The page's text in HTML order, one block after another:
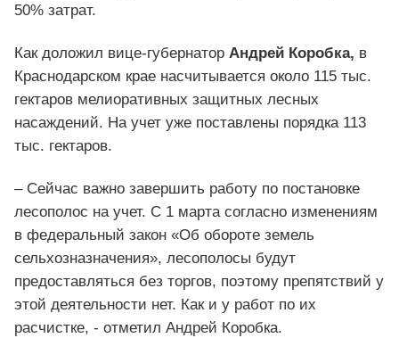
50% затрат.
Как доложил вице-губернатор Андрей Коробка, в
Краснодарском крае насчитывается около 115 тыс.
гектаров мелиоративных защитных лесных
насаждений. На учет уже поставлены порядка 113
тыс. гектаров.
– Сейчас важно завершить работу по постановке
лесополос на учет. С 1 марта согласно изменениям
в федеральный закон «Об обороте земель
сельхозназначения», лесополосы будут
предоставляться без торгов, поэтому препятствий у
этой деятельности нет. Как и у работ по их
расчистке, - отметил Андрей Коробка.